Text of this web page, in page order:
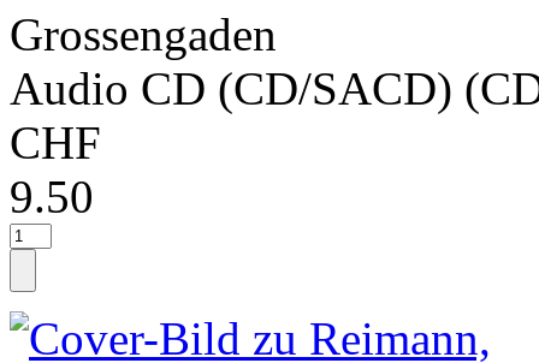
Grossengaden
Audio CD (CD/SACD)
CHF
9.50